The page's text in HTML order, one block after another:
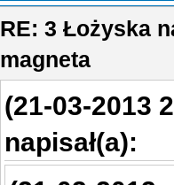
RE: 3 Łożyska
magneta
(21-03-2013
napisał(a):